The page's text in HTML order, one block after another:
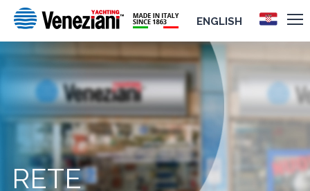
ENGLISH
RETE